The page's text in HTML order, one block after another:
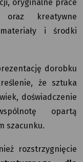
oryginalne prace
oraz kreatywne
i środki
dorobku
że sztuka
doświadczenie
opartą
szacunku.
rozstrzygnięcie